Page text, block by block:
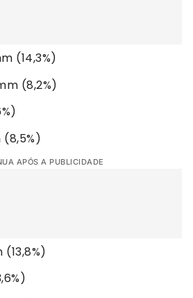
(14,3%)
(8,2%)
(8,5%)
APÓS A PUBLICIDADE